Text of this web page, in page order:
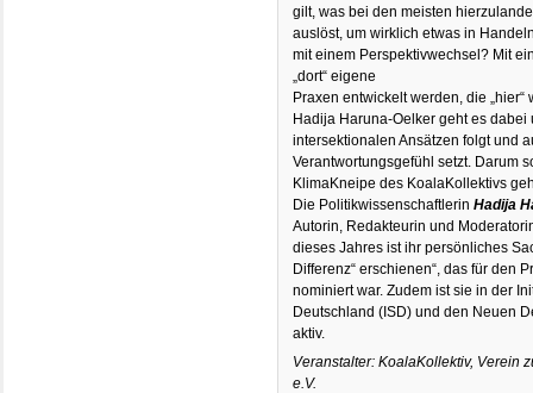
gilt, was bei den meisten
auslöst, um wirklich etwas in
mit einem Perspektivwechsel? Mit
„dort“ eigene
Praxen entwickelt werden, die
Hadija Haruna-Oelker geht es dabei
intersektionalen Ansätzen folgt und
Verantwortungsgefühl setzt. Darum
KlimaKneipe des KoalaKollektivs
Die PolitikwissenschaftlerinHadija
Autorin, Redakteurin und
dieses Jahres ist ihr persönliches
Differenz“ erschienen“, das für den
nominiert war. Zudem ist sie in der
Deutschland (ISD) und den Neuen
aktiv.
Veranstalter: KoalaKollektiv, Verein
e.V.